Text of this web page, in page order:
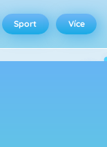
Sport Více